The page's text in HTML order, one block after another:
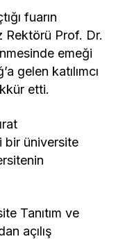
fuarın
Rektörü Prof. Dr.
emeği
gelen katılımcı
etti.
bir üniversite
Tanıtım ve
açılış